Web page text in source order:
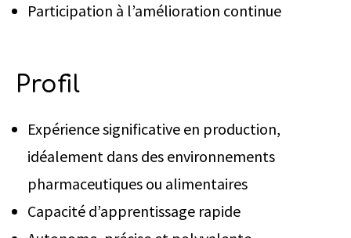
Participation à l’amélioration continue
Profil
Expérience significative en production,
idéalement dans des environnements
pharmaceutiques ou alimentaires
Capacité d’apprentissage rapide